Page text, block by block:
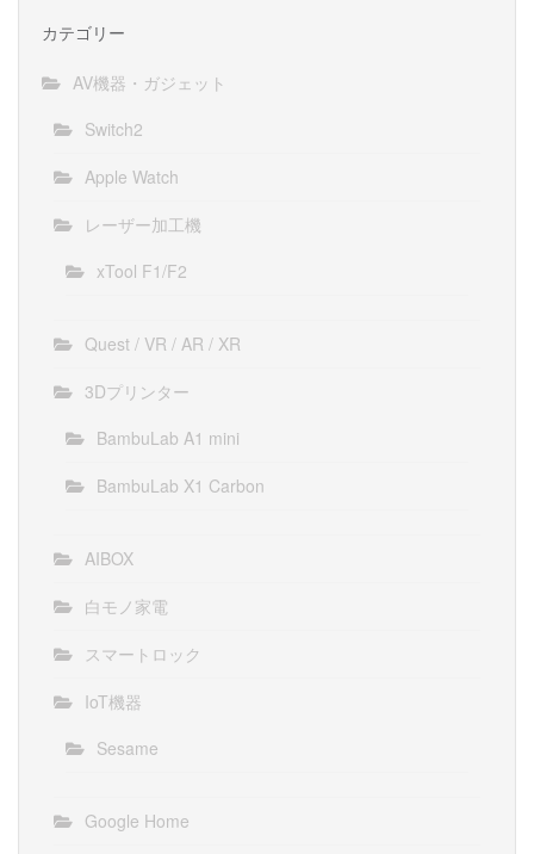
カテゴリー
AV機器・ガジェット
Switch2
Apple Watch
レーザー加工機
xTool F1/F2
Quest / VR / AR / XR
3Dプリンター
BambuLab A1 mini
BambuLab X1 Carbon
AIBOX
白モノ家電
スマートロック
IoT機器
Sesame
Google Home